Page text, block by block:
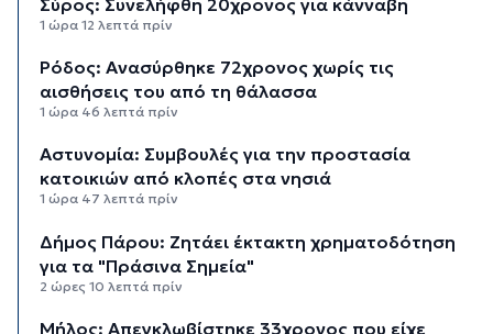
Σύρος: Συνελήφθη 20χρονος για κάνναβη
1 ώρα 12 λεπτά πρίν
Ρόδος: Ανασύρθηκε 72χρονος χωρίς τις
αισθήσεις του από τη θάλασσα
1 ώρα 46 λεπτά πρίν
Αστυνομία: Συμβουλές για την προστασία
κατοικιών από κλοπές στα νησιά
1 ώρα 47 λεπτά πρίν
Δήμος Πάρου: Ζητάει έκτακτη χρηματοδότηση
για τα "Πράσινα Σημεία"
2 ώρες 10 λεπτά πρίν
Μήλος: Απεγκλωβίστηκε 33χρονος που είχε